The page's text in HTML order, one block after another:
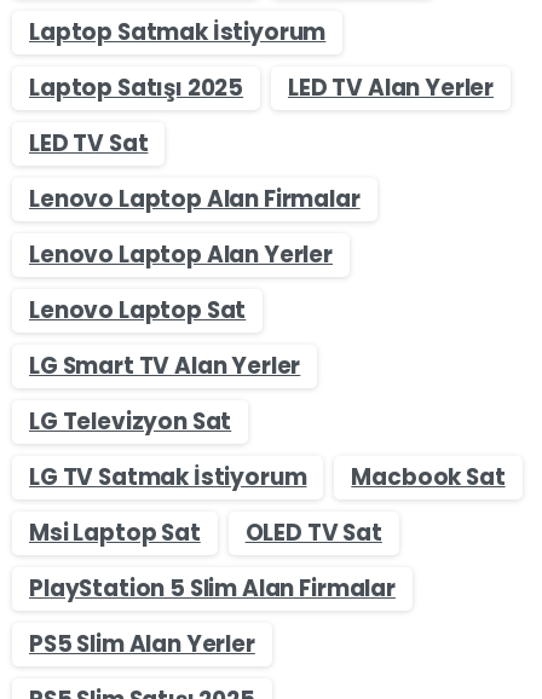
Laptop Satmak İstiyorum
Laptop Satışı 2025
LED TV Alan Yerler
LED TV Sat
Lenovo Laptop Alan Firmalar
Lenovo Laptop Alan Yerler
Lenovo Laptop Sat
LG Smart TV Alan Yerler
LG Televizyon Sat
LG TV Satmak İstiyorum
Macbook Sat
Msi Laptop Sat
OLED TV Sat
PlayStation 5 Slim Alan Firmalar
PS5 Slim Alan Yerler